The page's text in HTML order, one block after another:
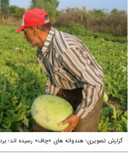
گزارش تصویری؛ هندوانه های «چاف» رسیده اند؛
Next